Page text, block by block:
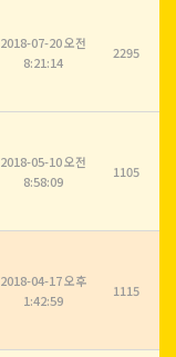
2018-07-20 오전
8:21:14
2295
2018-05-10 오전
8:58:09
1105
2018-04-17 오후
1:42:59
1115